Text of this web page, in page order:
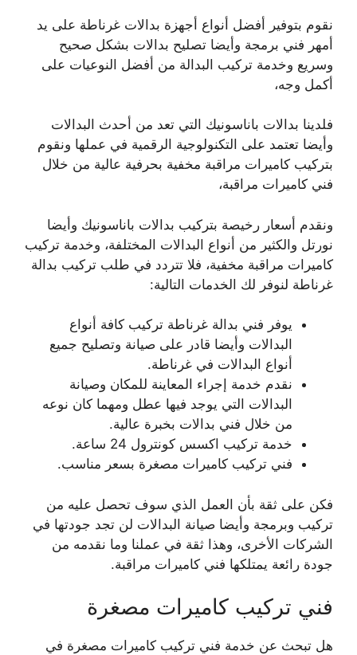
نقوم بتوفير أفضل أنواع أجهزة بدالات غرناطة على يد
أمهر فني برمجة وأيضا تصليح بدالات بشكل صحيح
وسريع وخدمة تركيب البدالة من أفضل النوعيات على
أكمل وجه،
فلدينا بدالات باناسونيك التي تعد من أحدث البدالات
وأيضا تعتمد على التكنولوجية الرقمية في عملها ونقوم
بتركيب كاميرات مراقبة مخفية بحرفية عالية من خلال
فني كاميرات مراقبة،
ونقدم أسعار رخيصة بتركيب بدالات باناسونيك وأيضا
نورتل والكثير من أنواع البدالات المختلفة، وخدمة تركيب
كاميرات مراقبة مخفية، فلا تتردد في طلب تركيب بدالة
غرناطة لنوفر لك الخدمات التالية:
يوفر فني بدالة غرناطة تركيب كافة أنواع
البدالات وأيضا قادر على صيانة وتصليح جميع
أنواع البدالات في غرناطة.
نقدم خدمة إجراء المعاينة للمكان وصيانة
البدالات التي يوجد فيها عطل ومهما كان نوعه
من خلال فني بدالات بخبرة عالية.
خدمة تركيب اكسس كونترول 24 ساعة.
فني تركيب كاميرات مصغرة بسعر مناسب.
فكن على ثقة بأن العمل الذي سوف تحصل عليه من
تركيب وبرمجة وأيضا صيانة البدالات لن تجد جودتها في
الشركات الأخرى، وهذا ثقة في عملنا وما نقدمه من
جودة رائعة يمتلكها فني كاميرات مراقبة.
فني تركيب كاميرات مصغرة
هل تبحث عن خدمة فني تركيب كاميرات مصغرة في